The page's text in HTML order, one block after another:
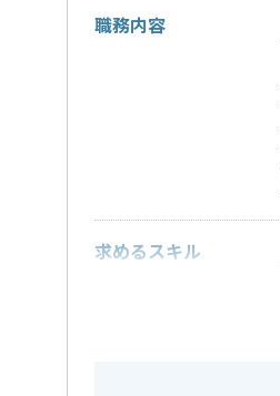
職務内容
求めるスキル